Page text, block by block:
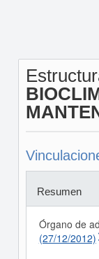
Resumen
Órgano de
(27/12/2012)